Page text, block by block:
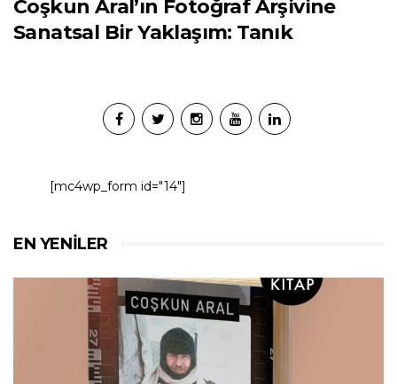
Coşkun Aral’ın Fotoğraf Arşivine
Sanatsal Bir Yaklaşım: Tanık
[mc4wp_form id="14"]
EN YENILER